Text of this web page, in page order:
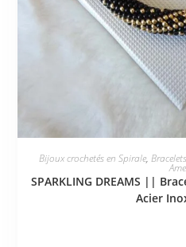
JE
Bijoux crochetés en Spirale,
SPARKLING DREAMS ||
Acier